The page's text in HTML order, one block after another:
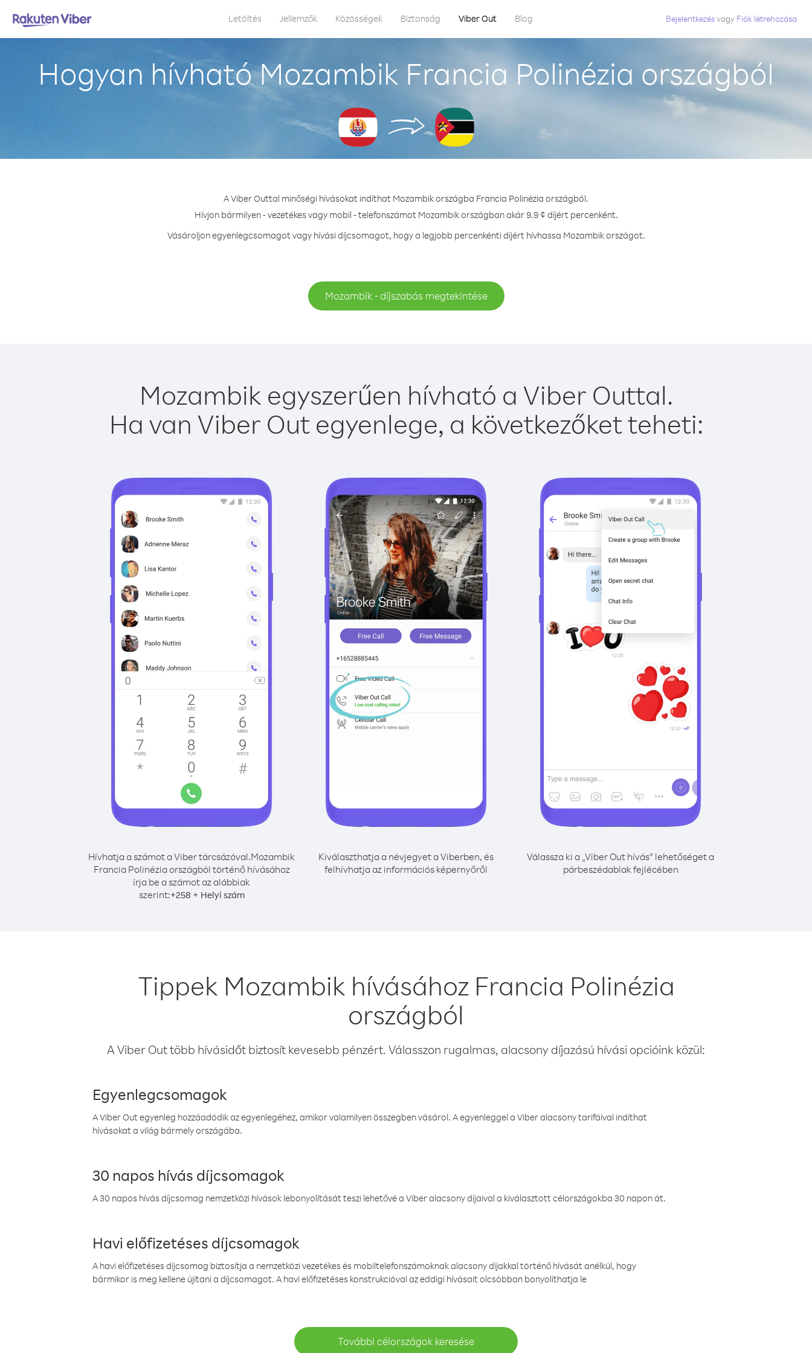
Letöltés Jellemzők Közösségek Biztonság Viber Out Blog Bejelentkezésvagy Fiók létrehozása
Hogyan hívható Mozambik Francia Polinézia országból
A Viber Outtal minőségi hívásokat indíthat Mozambik országba Francia Polinézia országból.
Hívjon bármilyen - vezetékes vagy mobil - telefonszámot Mozambik országban akár 9.9 ¢ díjért percenként.
Vásároljon egyenlegcsomagot vagy hívási díjcsomagot, hogy a legjobb percenkénti díjért hívhassa Mozambik országot.
Mozambik - díjszabás megtekintése
Mozambik egyszerűen hívható a Viber Outtal.
Ha van Viber Out egyenlege, a következőket teheti:
Hívhatja a számot a Viber tárcsázóval.Mozambik
Francia Polinézia országból történő hívásához
írja be a számot az alábbiak
szerint:+258 + Helyi szám
Kiválaszthatja a névjegyet a Viberben, és
felhívhatja az információs képernyőről
Válassza ki a „Viber Out hívás” lehetőséget a
párbeszédablak fejlécében
Tippek Mozambik hívásához Francia Polinézia
országból
A Viber Out több hívásidőt biztosít kevesebb pénzért. Válasszon rugalmas, alacsony díjazású hívási opcióink közül:
Egyenlegcsomagok
A Viber Out egyenleg hozzáadódik az egyenlegéhez, amikor valamilyen összegben vásárol. A egyenleggel a Viber alacsony tarifáival indíthat
hívásokat a világ bármely országába.
30 napos hívás díjcsomagok
A 30 napos hívás díjcsomag nemzetközi hívások lebonyolítását teszi lehetővé a Viber alacsony díjaival a kiválasztott célországokba 30 napon át.
Havi előfizetéses díjcsomagok
A havi előfizetéses díjcsomag biztosítja a nemzetközi vezetékes és mobiltelefonszámoknak alacsony díjakkal történő hívását anélkül, hogy
bármikor is meg kellene újítani a díjcsomagot. A havi előfizetéses konstrukcióval az eddigi hívásait olcsóbban bonyolíthatja le
További célországok keresése